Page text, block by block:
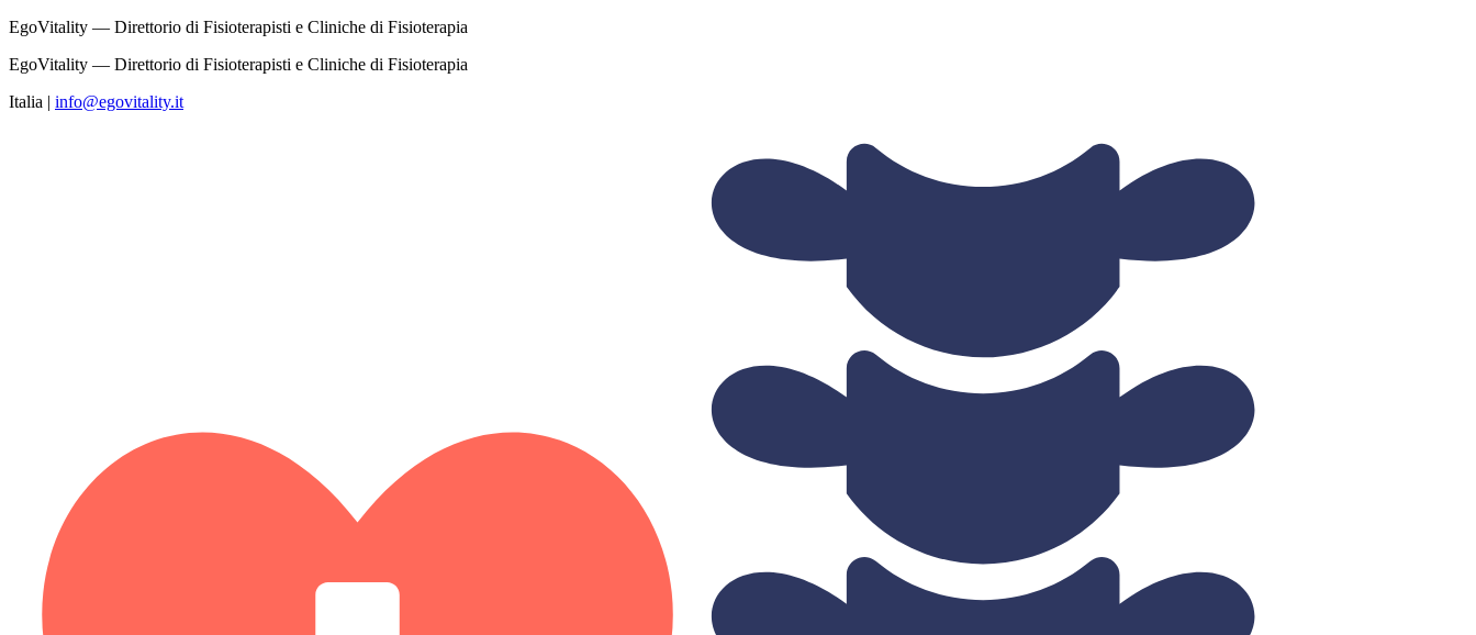
EgoVitality — Direttorio di Fisioterapisti e Cliniche di Fisioterapia
EgoVitality — Direttorio di Fisioterapisti e Cliniche di Fisioterapia
Italia | info@egovitality.it